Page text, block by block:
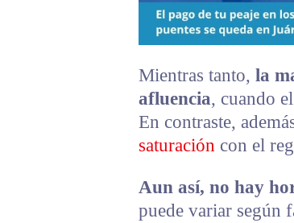
Mientras tanto, la
afluencia, cuando
En contraste,
saturación con el
Aun así, no hay
puede variar según